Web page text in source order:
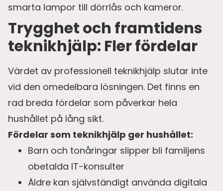
smarta lampor till dörrlås och kameror.
Trygghet och framtidens
teknikhjälp: Fler fördelar
Värdet av professionell teknikhjälp slutar inte
vid den omedelbara lösningen. Det finns en
rad breda fördelar som påverkar hela
hushållet på lång sikt.
Fördelar som teknikhjälp ger hushållet:
Barn och tonåringar slipper bli familjens
obetalda IT-konsulter
Äldre kan självständigt använda digitala